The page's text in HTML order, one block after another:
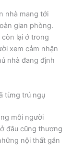
nhà mang tới
gian phòng.
lại ở trong
xem cảm nhận
nhà đang định
từng trú ngụ
mỗi người
đâu cũng thương
nội thất gắn